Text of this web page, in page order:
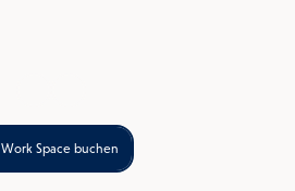
Work Space buchen